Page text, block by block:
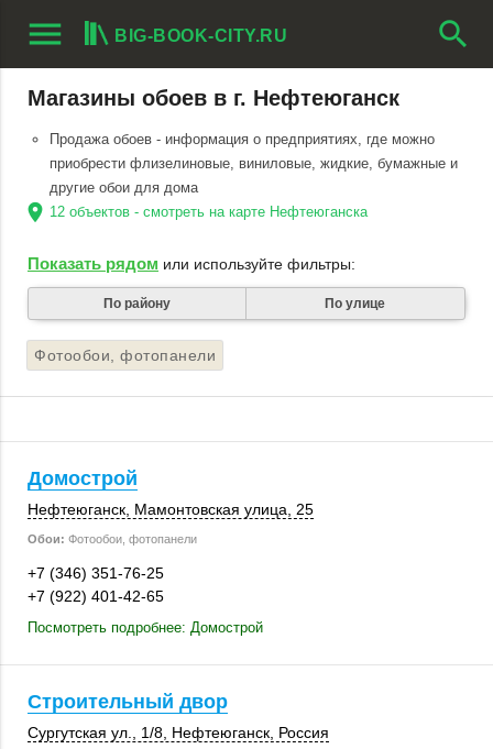
menu BIG-BOOK-CITY.RU search
Магазины обоев в г. Нефтеюганск
Продажа обоев - информация о предприятиях, где можно
приобрести флизелиновые, виниловые, жидкие, бумажные и
другие обои для дома
location_on 12 объектов - смотреть на карте Нефтеюганска
Показать рядом или используйте фильтры:
По району По улице
Фотообои, фотопанели
Домострой
Нефтеюганск , Мамонтовская улица, 25
Обои: Фотообои, фотопанели
+7 (346) 351-76-25
+7 (922) 401-42-65
Посмотреть подробнее: Домострой
Строительный двор
Сургутская ул. 1/8 Нефтеюганск Россия